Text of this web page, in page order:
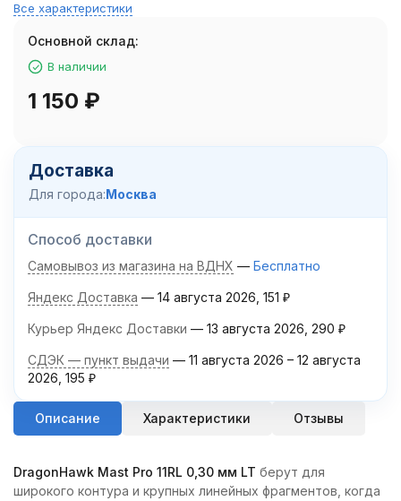
Все характеристики
Основной склад:
В наличии
1 150 ₽
Доставка
Для города:Москва
Способ доставки
Самовывоз из магазина на ВДНХ Бесплатно
Яндекс Доставка 14 августа 2026 151 ₽
Курьер Яндекс Доставки 13 августа 2026 290 ₽
СДЭК — пункт выдачи 11 августа 2026 – 12 августа
2026 195 ₽
Описание Характеристики Отзывы
DragonHawk Mast Pro 11RL 0,30 мм LT берут для
широкого контура и крупных линейных фрагментов, когда